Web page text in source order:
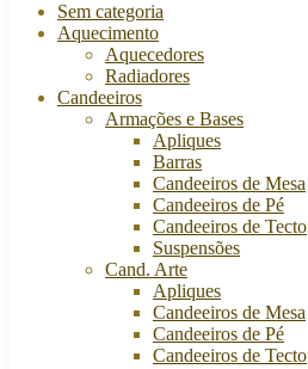
Sem categoria
Aquecimento
Aquecedores
Radiadores
Candeeiros
Armações e Bases
Apliques
Barras
Candeeiros de Mesa
Candeeiros de Pé
Candeeiros de Tecto
Suspensões
Cand. Arte
Apliques
Candeeiros de Mesa
Candeeiros de Pé
Candeeiros de Tecto